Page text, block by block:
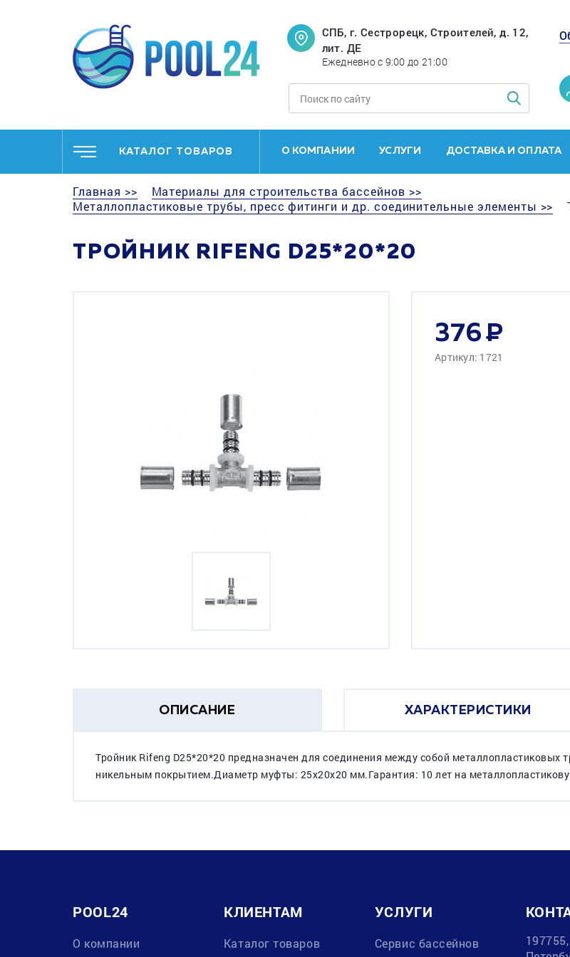
СПБ, г. Сестрорецк, Строителей, д. 12,
лит. ДЕ
Ежедневно с 9:00 до 21:00
КАТАЛОГ ТОВАРОВ О КОМПАНИИ УСЛУГИ ДОСТАВКА И ОПЛАТА
Главная >>
Материалы для строительства бассейнов >>
Металлопластиковые трубы, пресс фитинги и др. соединительные элементы >>
ТРОЙНИК RIFENG D25*20*20
376
Артикул: 1721
ОПИСАНИЕ ХАРАКТЕРИСТИКИ
Тройник Rifeng D25*20*20 предназначен для соединения между собой металлопластиковых
никельным покрытием.Диаметр муфты: 25х20х20 мм.Гарантия: 10 лет на
POOL24
О компании
КЛИЕНТАМ
Каталог товаров
УСЛУГИ
Сервис бассейнов